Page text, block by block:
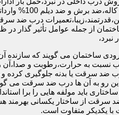
درب ضد
ساختمان می گویند که سازنده آن
نسبت به حرارت،رطوبت و صدا،آن
ضد سرقت یا بدنه جلوگیری کرده و
رو به آن ها درب ضد سرقت می
باید مولفه هایی را برا
سرقت از ساختار یکسانی بهرمند
یکدیکر متفاوت است.